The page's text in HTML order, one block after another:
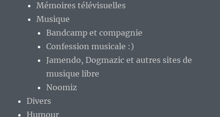
Mémoires télévisuelles
Musique
Bandcamp et compagnie
Confession musicale :)
Jamendo, Dogmazic et autres sites de
musique libre
Noomiz
Divers
Humour